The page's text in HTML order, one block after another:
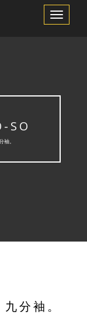
ナ
ビ
替
SO
。
分袖。